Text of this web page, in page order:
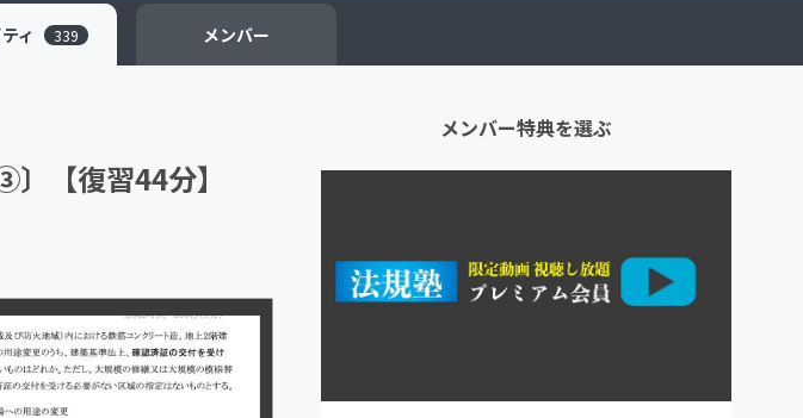
ビューティー・ヘルスケア
ィ 339 メンバー
【復習44分】
メンバー特典を選ぶ